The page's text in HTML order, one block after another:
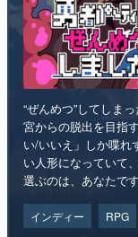
“ぜんめつ”してしま
宮からの脱出を目指
い/いいえ」しか喋
選ぶのは、あなたで
インディー RPG
リリース日：2026